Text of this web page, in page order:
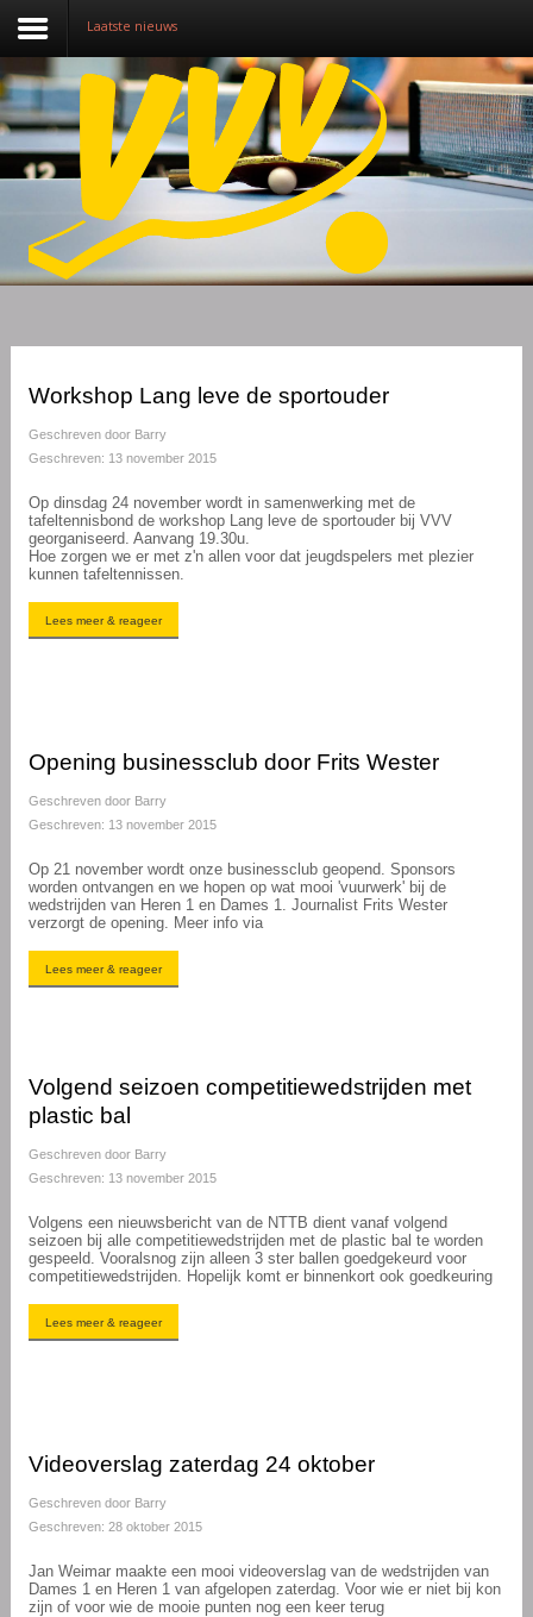
Nieuws
Over VVV
Lidmaatschap
Competitie
Sponsoring
English
Laatste nieuws
Workshop Lang leve de sportouder
Geschreven door Barry
Geschreven: 13 november 2015
Op dinsdag 24 november wordt in samenwerking met de
tafeltennisbond de workshop Lang leve de sportouder bij VVV
georganiseerd. Aanvang 19.30u.
Hoe zorgen we er met z'n allen voor dat jeugdspelers met plezier
kunnen tafeltennissen.
Lees meer & reageer
Opening businessclub door Frits Wester
Geschreven door Barry
Geschreven: 13 november 2015
Op 21 november wordt onze businessclub geopend. Sponsors
worden ontvangen en we hopen op wat mooi 'vuurwerk' bij de
wedstrijden van Heren 1 en Dames 1. Journalist Frits Wester
verzorgt de opening. Meer info via
Lees meer & reageer
Volgend seizoen competitiewedstrijden met
plastic bal
Geschreven door Barry
Geschreven: 13 november 2015
Volgens een nieuwsbericht van de NTTB dient vanaf volgend
seizoen bij alle competitiewedstrijden met de plastic bal te worden
gespeeld. Vooralsnog zijn alleen 3 ster ballen goedgekeurd voor
competitiewedstrijden. Hopelijk komt er binnenkort ook goedkeuring
Lees meer & reageer
Videoverslag zaterdag 24 oktober
Geschreven door Barry
Geschreven: 28 oktober 2015
Jan Weimar maakte een mooi videoverslag van de wedstrijden van
Dames 1 en Heren 1 van afgelopen zaterdag. Voor wie er niet bij kon
zijn of voor wie de mooie punten nog een keer terug